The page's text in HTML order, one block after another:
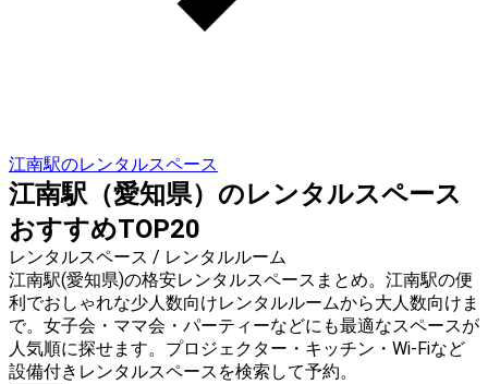
江南駅のレンタルスペース
江南駅（愛知県）のレンタルスペース
おすすめTOP20
レンタルスペース / レンタルルーム
江南駅(愛知県)の格安レンタルスペースまとめ。江南駅の便
利でおしゃれな少人数向けレンタルルームから大人数向けま
で。女子会・ママ会・パーティーなどにも最適なスペースが
人気順に探せます。プロジェクター・キッチン・Wi-Fiなど
設備付きレンタルスペースを検索して予約。